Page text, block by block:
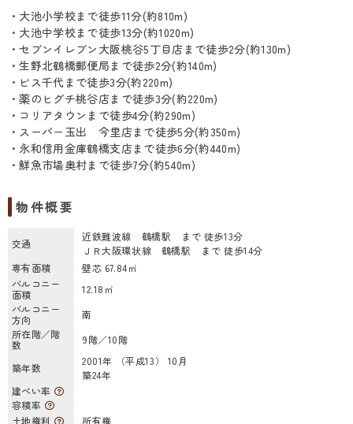
・大池小学校まで徒歩11分(約810m)
・大池中学校まで徒歩13分(約1020m)
・セブンイレブン大阪桃谷5丁目店まで徒歩2分(約130m)
・生野北鶴橋郵便局まで徒歩2分(約140m)
・ビス千代まで徒歩3分(約220m)
・薬のヒグチ桃谷店まで徒歩3分(約220m)
・コリアタウンまで徒歩4分(約290m)
・スーパー玉出 今里店まで徒歩5分(約350m)
・永和信用金庫鶴橋支店まで徒歩6分(約440m)
・鮮魚市場奥村まで徒歩7分(約540m)
物件概要
交通
近鉄難波線 鶴橋駅 まで 徒歩13分
ＪＲ大阪環状線 鶴橋駅 まで 徒歩14分
専有面積
壁芯 67.84㎡
バルコニー
面積
12.18㎡
バルコニー
方向
南
所在階／階
数
9階／10階
築年数
2001年 （平成13） 10月
築24年
建ぺい率
容積率
土地権利
所有権